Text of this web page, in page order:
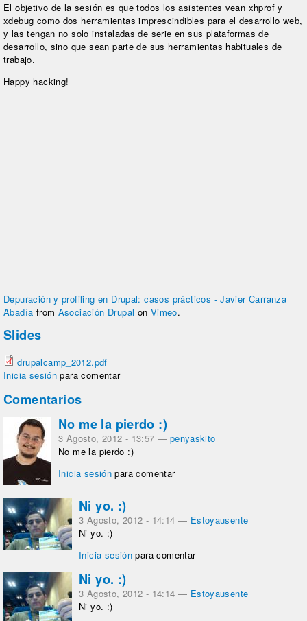
El objetivo de la sesión es que todos los asistentes vean xhprof y
xdebug como dos herramientas imprescindibles para el desarrollo web,
y las tengan no solo instaladas de serie en sus plataformas de
desarrollo, sino que sean parte de sus herramientas habituales de
trabajo.
Happy hacking!
Depuración y profiling en Drupal: casos prácticos - Javier Carranza
Abadía from Asociación Drupal on Vimeo.
Slides
drupalcamp_2012.pdf
Inicia sesión para comentar
Comentarios
No me la pierdo :)
3 Agosto, 2012 - 13:57 — penyaskito
No me la pierdo :)
Inicia sesión para comentar
Ni yo. :)
3 Agosto, 2012 - 14:14 — Estoyausente
Ni yo. :)
Inicia sesión para comentar
Ni yo. :)
3 Agosto, 2012 - 14:14 — Estoyausente
Ni yo. :)